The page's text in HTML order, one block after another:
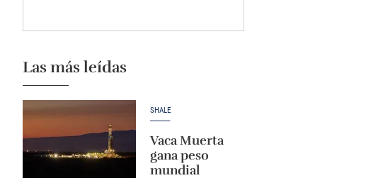
Las más leídas
SHALE
Vaca Muerta
gana peso
mundial